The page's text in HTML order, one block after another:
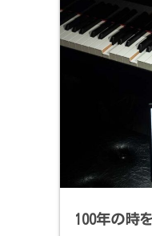
100年の時